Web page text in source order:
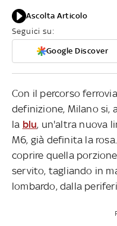
Ascolta Articolo
Seguici su:
Google Discover
Con il percorso
definizione, Milano si,
la blu, un'altra nuova
M6, già definita la
coprire quella
servito, tagliando in
lombardo, dalla